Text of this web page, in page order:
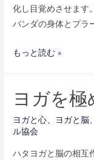
化し目覚めさせます
バンダの身体とプラ
ヨ
極
る
もっと読む »
ヨガを極
ヨガと心、 ヨガと脳、
ル協会
ハタヨガと脳の相互